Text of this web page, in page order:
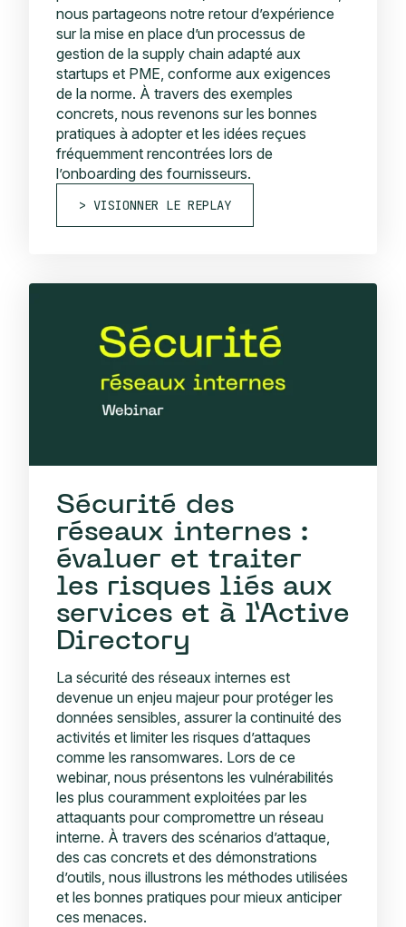
nous partageons notre retour d’expérience
sur la mise en place d’un processus de
gestion de la supply chain adapté aux
startups et PME, conforme aux exigences
de la norme. À travers des exemples
concrets, nous revenons sur les bonnes
pratiques à adopter et les idées reçues
fréquemment rencontrées lors de
l’onboarding des fournisseurs.
VISIONNER LE REPLAY
Sécurité des
réseaux internes :
évaluer et traiter
les risques liés aux
services et à l’Active
Directory
La sécurité des réseaux internes est
devenue un enjeu majeur pour protéger les
données sensibles, assurer la continuité des
activités et limiter les risques d’attaques
comme les ransomwares. Lors de ce
webinar, nous présentons les vulnérabilités
les plus couramment exploitées par les
attaquants pour compromettre un réseau
interne. À travers des scénarios d’attaque,
des cas concrets et des démonstrations
d’outils, nous illustrons les méthodes utilisées
et les bonnes pratiques pour mieux anticiper
ces menaces.